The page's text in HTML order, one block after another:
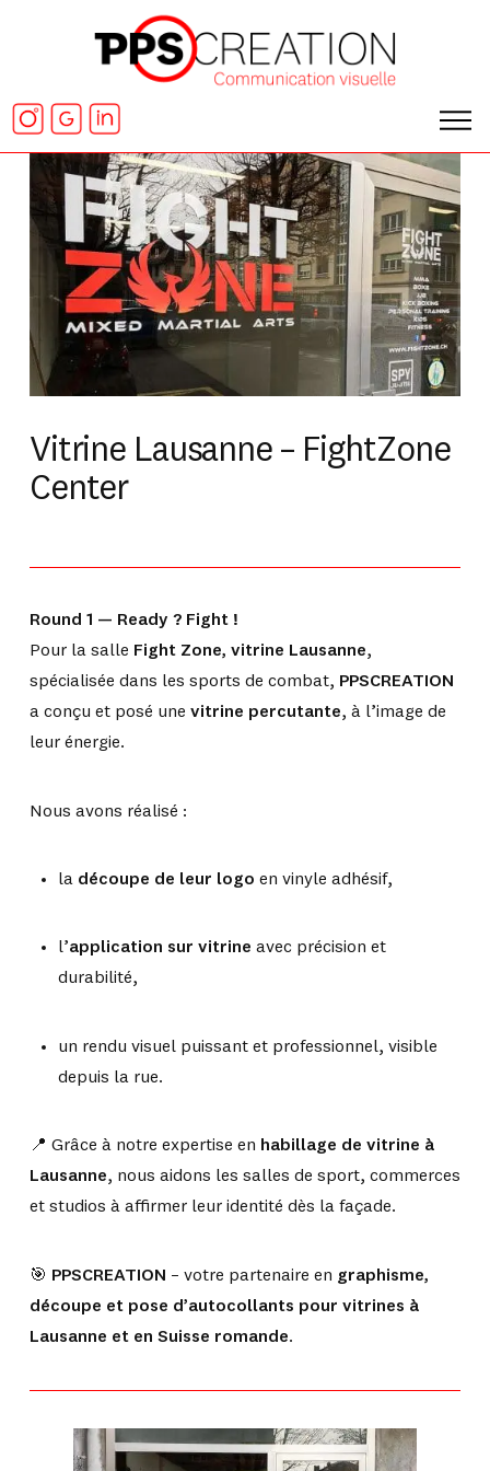
Vitrine Lausanne – FightZone
Center
Round 1 — Ready ? Fight !
Pour la salle Fight Zone, vitrine Lausanne,
spécialisée dans les sports de combat, PPSCREATION
a conçu et posé une vitrine percutante, à l’image de
leur énergie.
Nous avons réalisé :
la découpe de leur logo en vinyle adhésif,
l’application sur vitrine avec précision et
durabilité,
un rendu visuel puissant et professionnel, visible
depuis la rue.
📍 Grâce à notre expertise en habillage de vitrine à
Lausanne, nous aidons les salles de sport, commerces
et studios à affirmer leur identité dès la façade.
🎯 PPSCREATION – votre partenaire en graphisme,
découpe et pose d’autocollants pour vitrines à
Lausanne et en Suisse romande.